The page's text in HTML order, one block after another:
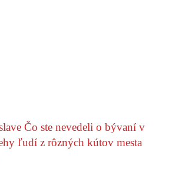
Čo ste nevedeli o bývaní v
ľudí z rôzných kútov mesta